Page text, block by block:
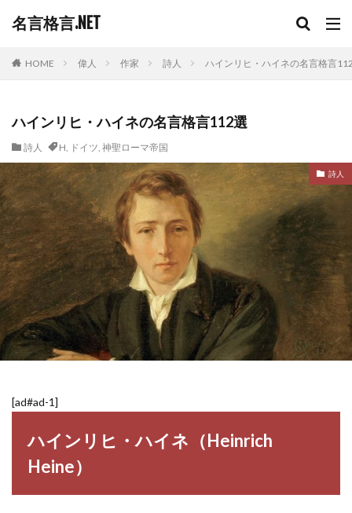
名言格言.NET
HOME 偉人 作家 詩人 ハインリヒ・ハイネの名言格言
ハインリヒ・ハイネの名言格言112選
詩人 H, ドイツ, 神聖ローマ帝国
詩人
[ad#ad-1]
ハインリヒ・ハイネ（Heinrich
Heine）